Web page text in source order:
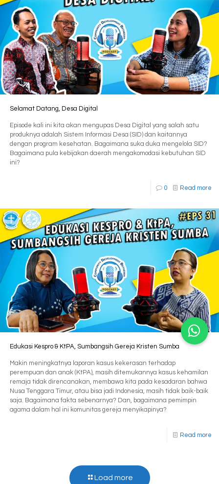
Selamat Datang, Desa Digital
Episode kali ini kita akan mengupas Desa Digital yang salah satu
produknya adalah Sistem Informasi Desa (SID) dan kaitannya
dengan program kesehatan. Bagaimana suka duka mengelola SID?
Bagaimana pula kebijakan daerah mengakomodasi kebutuhan SID
ini?
0 Read more
Edukasi Kespro & KtPA, Sumbangsih Gereja Kristen Sumba
Makin meningkatnya laporan kasus kekerasan terhadap
perempuan dan anak (KtPA), masih ditemukannya kasus kehamilan
remaja tidak direncanakan, membawa kita pada kesadaran bahwa
Nusa Tenggara Timur, atau bisa jadi Indonesia, masih tidak baik-baik
saja. Bagaimana fakta sebenarnya? Dan, bagaimana pemimpin
agama dalam hal ini komunitas gereja menyikapinya?
Read more
Load more